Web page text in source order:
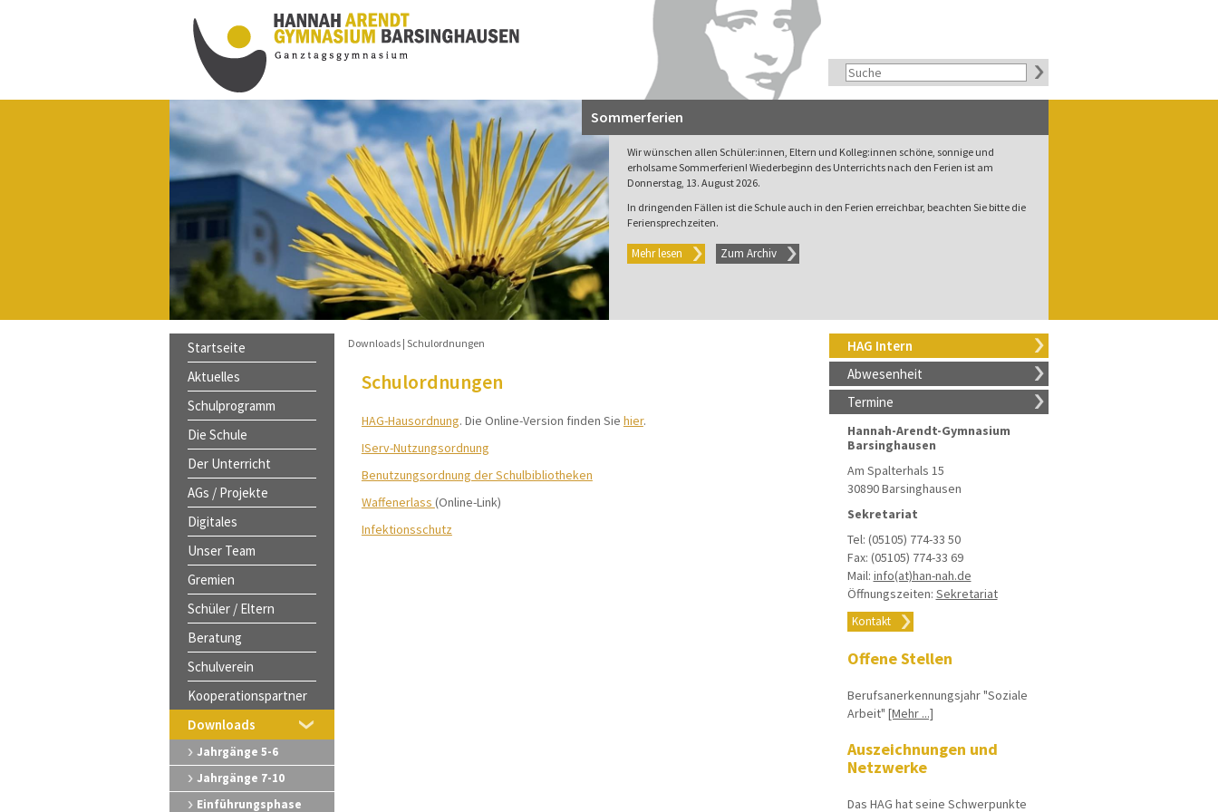
Sommerferien
Wir wünschen allen Schüler:innen, Eltern und Kolleg:innen schöne, sonnige und
erholsame Sommerferien! Wiederbeginn des Unterrichts nach den Ferien ist am
Donnerstag, 13. August 2026.
In dringenden Fällen ist die Schule auch in den Ferien erreichbar, beachten Sie bitte die
Feriensprechzeiten.
Mehr lesen Zum Archiv
HAG Intern
Abwesenheit
Termine
Hannah-Arendt-Gymnasium
Barsinghausen
Am Spalterhals 15
30890 Barsinghausen
Sekretariat
Tel: (05105) 774-33 50
Fax: (05105) 774-33 69
Mail: info(at)han-nah.de
Öffnungszeiten: Sekretariat
Kontakt
Offene Stellen
Berufsanerkennungsjahr "Soziale
Arbeit" [Mehr ...]
Auszeichnungen und
Netzwerke
Das HAG hat seine Schwerpunkte
Startseite
Aktuelles
Schulprogramm
Die Schule
Der Unterricht
AGs / Projekte
Digitales
Unser Team
Gremien
Schüler / Eltern
Beratung
Schulverein
Kooperationspartner
Downloads
Jahrgänge 5-6
Jahrgänge 7-10
Einführungsphase
Downloads Schulordnungen
Schulordnungen
HAG-Hausordnung. Die Online-Version finden Sie hier.
IServ-Nutzungsordnung
Benutzungsordnung der Schulbibliotheken
Waffenerlass (Online-Link)
Infektionsschutz